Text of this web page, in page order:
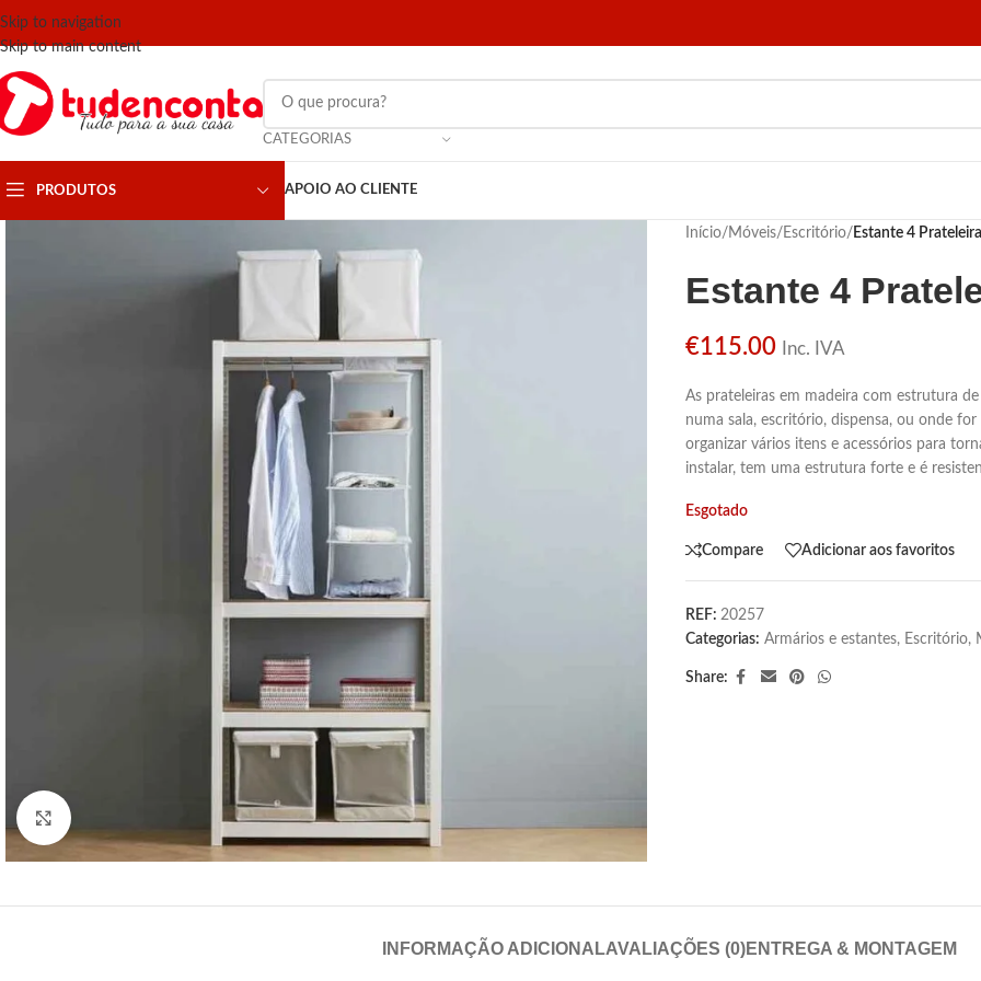
Skip to navigation
Skip to main content
CATEGORIAS
PRODUTOS APOIO AO CLIENTE
Início/ Móveis/ Escritório/ Estante 4
Estante 4
€115.00 Inc. IVA
As prateleiras em madeira com estrutura
numa sala, escritório, dispensa, ou onde
organizar vários itens e acessórios para
instalar, tem uma estrutura forte e é
Esgotado
Compare Adicionar aos favoritos
REF: 20257
Categorias: Armários e estantes, Escritório,
Share:
INFORMAÇÃO ADICIONALAVALIAÇÕES (0)ENTREGA & MONTAGEM